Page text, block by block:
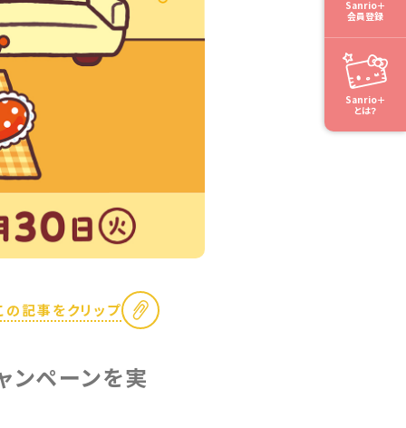
Sanrio＋
会員登録
Sanrio＋
とは？
の記事をクリップ
ンペーンを実